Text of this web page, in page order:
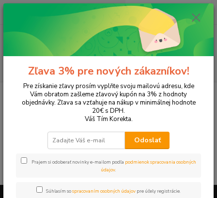
Hľadať
ks
za 0,00 EUR
Tonery a náplne do tlačiarní Hewlett Packard
HP OfficeJet
OfficeJet Pro 8500
OfficeJet Pro 8500
V tejto kategórii nebol nájdený žiadny tovar.
Zľava 3% pre nových zákazníkov!
Pre získanie zľavy prosím vyplňte svoju mailovú adresu, kde
Vám obratom zašleme zľavový kupón na 3% z hodnoty
objednávky. Zľava sa vzťahuje na nákup v minimálnej hodnote
20€ s DPH.
Váš Tím Korekta.
Odoslať
Prajem si odoberať novinky e-mailom podľa podmienok spracovania osobných
údajov.
Súhlasím sospracovaním osobných údajov pre účely registrácie.